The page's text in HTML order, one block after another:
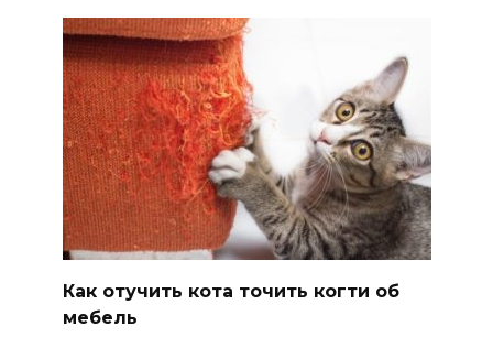
Как отучить кота точить когти об
мебель